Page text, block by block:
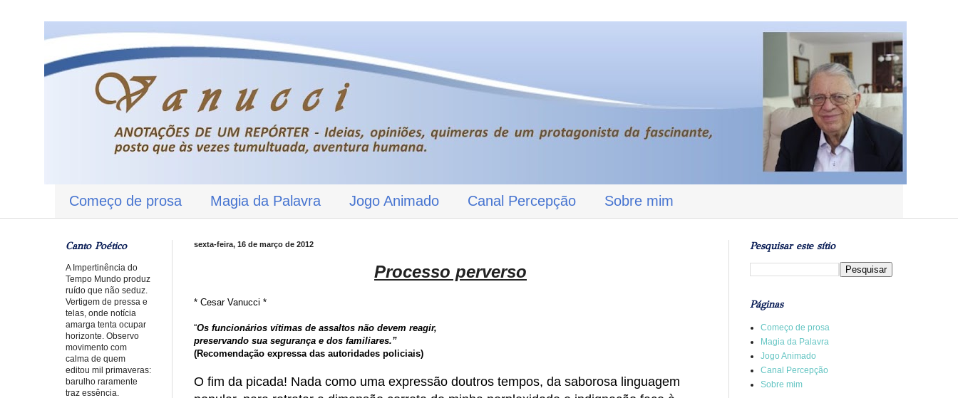
Começo de prosa Magia da Palavra Jogo Animado Canal Percepção Sobre mim
sexta-feira, 16 de março de 2012
Processo perverso
* Cesar Vanucci *
“Os funcionários vítimas de assaltos não devem reagir,
preservando sua segurança e dos familiares.”
(Recomendação expressa das autoridades policiais)
O fim da picada! Nada como uma expressão doutros tempos, da saborosa linguagem
Canto Poético
A Impertinência do
Tempo Mundo produz
ruído que não seduz.
Vertigem de pressa e
telas, onde notícia
amarga tenta ocupar
horizonte. Observo
movimento com
calma de quem
editou mil primaveras:
barulho raramente
traz essência.
Pesquisar este sítio
Páginas
Começo de prosa
Magia da Palavra
Jogo Animado
Canal Percepção
Sobre mim